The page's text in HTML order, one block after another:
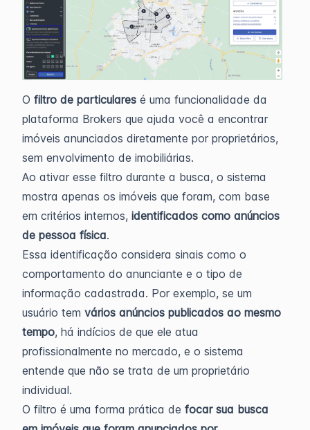
O filtro de particulares é uma funcionalidade da
plataforma Brokers que ajuda você a encontrar
imóveis anunciados diretamente por proprietários,
sem envolvimento de imobiliárias.
Ao ativar esse filtro durante a busca, o sistema
mostra apenas os imóveis que foram, com base
em critérios internos, identificados como anúncios
de pessoa física.
Essa identificação considera sinais como o
comportamento do anunciante e o tipo de
informação cadastrada. Por exemplo, se um
usuário tem vários anúncios publicados ao mesmo
tempo, há indícios de que ele atua
profissionalmente no mercado, e o sistema
entende que não se trata de um proprietário
individual.
O filtro é uma forma prática de focar sua busca